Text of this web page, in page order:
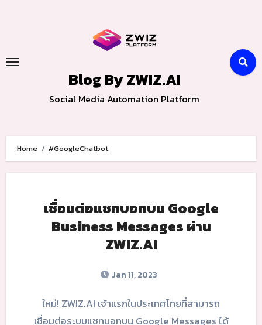
Blog By ZWIZ.AI
Social Media Automation Platform
Home #GoogleChatbot
เชื่อมต่อแชทบอทบน Google
Business Messages ผ่าน
ZWIZ.AI
Jan 11, 2023
ใหม่! ZWIZ.AI เจ้าแรกในประเทศไทยที่สามารถ
เชื่อมต่อระบบแชทบอทบน Google Messages ได้